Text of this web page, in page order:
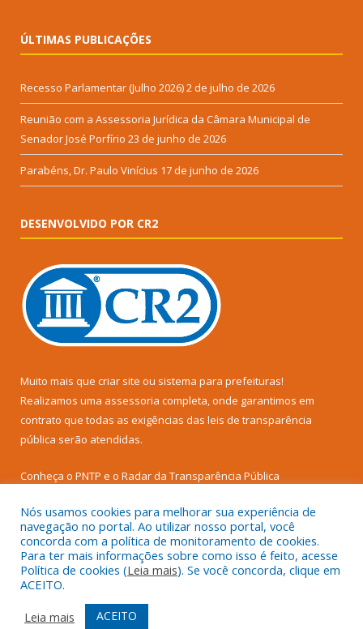
ÚLTIMAS PUBLICAÇÕES
Recesso Parlamentar (Julho 2026)2 de julho de 2026
Reunião com a Assessoria Jurídica da Câmara Municipal de
Senador José Porfírio 23 de junho de 2026
Parabéns, Dr. Paulo Vinícius 17 de junho de 2026
DESENVOLVIDO POR CR2
Muito mais que criar site ou sistema para prefeituras!
Realizamos uma assessoria completa, onde garantimos em
contrato que todas as exigências das leis de transparência
pública serão atendidas.
Conheça o PNTP e o Radar da Transparência Pública
Todos os direitos reservados a Câmara Municipal de Senador
José Porfírio.
Mapa do Site
Acessar Área Administrativa
Nós usamos cookies para melhorar sua experiência de
navegação no portal. Ao utilizar nosso portal, você
concorda com a política de monitoramento de cookies.
Para ter mais informações sobre como isso é feito, acesse
Política de cookies (Leia mais). Se você concorda, clique em
ACEITO.
Leia mais
ACEITO